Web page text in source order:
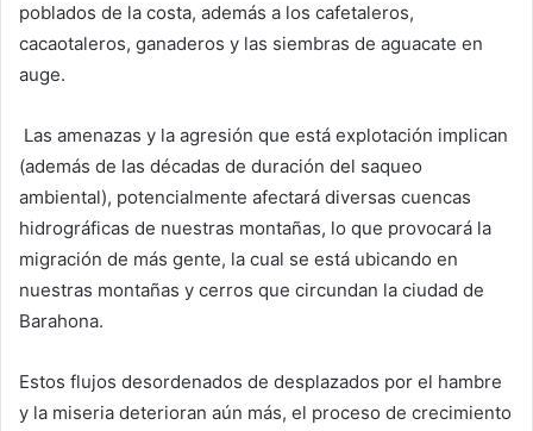
poblados de la costa, además a los cafetaleros,
cacaotaleros, ganaderos y las siembras de aguacate en
auge.
Las amenazas y la agresión que está explotación implican
(además de las décadas de duración del saqueo
ambiental), potencialmente afectará diversas cuencas
hidrográficas de nuestras montañas, lo que provocará la
migración de más gente, la cual se está ubicando en
nuestras montañas y cerros que circundan la ciudad de
Barahona.
Estos flujos desordenados de desplazados por el hambre
y la miseria deterioran aún más, el proceso de crecimiento